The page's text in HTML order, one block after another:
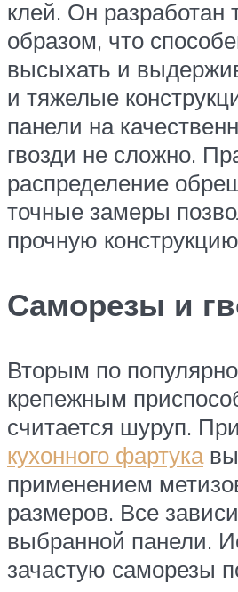
клей. Он разработан
образом, что
высыхать и
и тяжелые
панели на
гвозди не сложно.
распределение
точные замеры
прочную
Саморезы и
Вторым по
крепежным
считается шуруп.
кухонного фартука
применением
размеров. Все
выбранной панели.
зачастую саморезы